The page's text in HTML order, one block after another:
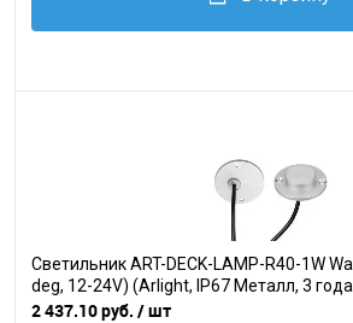
Светильник ART-DECK-LAMP-R40-1W
deg, 12-24V) (Arlight, IP67 Металл, 3
2 437.10 руб. / шт